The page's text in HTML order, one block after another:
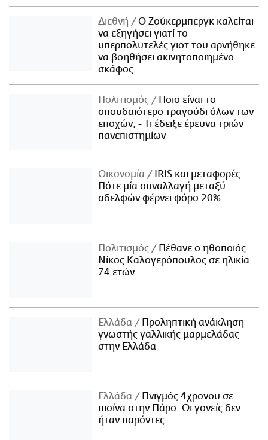
Διεθνή
Ο Ζούκερμπεργκ καλείται
να εξηγήσει γιατί το
υπερπολυτελές γιοτ του αρνήθηκε
να βοηθήσει ακινητοποιημένο
σκάφος
Πολιτισμός
Ποιο είναι το
σπουδαιότερο τραγούδι όλων των
εποχών; - Τι έδειξε έρευνα τριών
πανεπιστημίων
Οικονομία
IRIS και μεταφορές:
Πότε μία συναλλαγή μεταξύ
αδελφών φέρνει φόρο 20%
Πολιτισμός
Πέθανε ο ηθοποιός
Νίκος Καλογερόπουλος σε ηλικία
74 ετών
Ελλάδα
Προληπτική ανάκληση
γνωστής γαλλικής μαρμελάδας
στην Ελλάδα
Ελλάδα
Πνιγμός 4χρονου σε
πισίνα στην Πάρο: Οι γονείς δεν
ήταν παρόντες